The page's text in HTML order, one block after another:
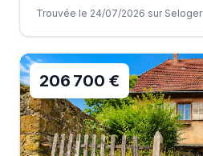
Trouvée le 24/07/2026 sur Seloger
206 700 €